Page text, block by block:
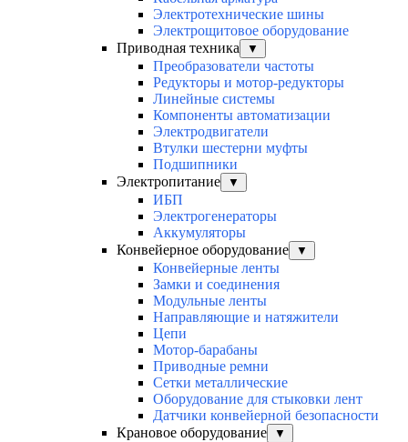
Электротехнические шины
Электрощитовое оборудование
Приводная техника
▼
Преобразователи частоты
Редукторы и мотор-редукторы
Линейные системы
Компоненты автоматизации
Электродвигатели
Втулки шестерни муфты
Подшипники
Электропитание
▼
ИБП
Электрогенераторы
Аккумуляторы
Конвейерное оборудование
▼
Конвейерные ленты
Замки и соединения
Модульные ленты
Направляющие и натяжители
Цепи
Мотор-барабаны
Приводные ремни
Сетки металлические
Оборудование для стыковки лент
Датчики конвейерной безопасности
Крановое оборудование
▼